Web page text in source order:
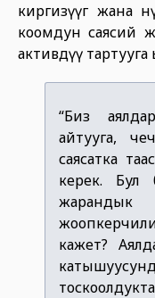
киргизүүгө жана
коомдун саясий
активдүү
“Биз
айтууга,
саясатка
керек. Бул
кажет?